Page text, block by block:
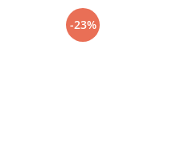
-23%